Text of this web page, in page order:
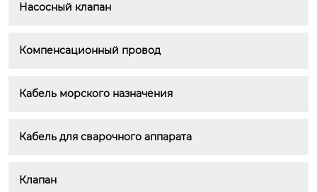
Насосный клапан
Компенсационный провод
Кабель морского назначения
Кабель для сварочного аппарата
Клапан